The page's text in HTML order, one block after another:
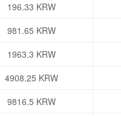
196.33 KRW
981.65 KRW
1963.3 KRW
4908.25 KRW
9816.5 KRW